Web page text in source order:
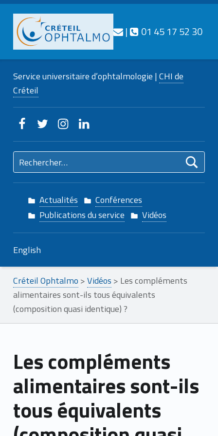
CRÉTEIL
OPHTALMO
Service universitaire d'ophtalmologie
Nous contacter
| 01 45 17 52 30
Service universitaire d’ophtalmologie |CHI de
Créteil
Creteilophtalmo sur Facebook
Creteilophtalmo sur TwitterCreteilophtalmo sur Instagram
Creteilophtalmo sur Linkedin
Rechercher :
Actualités
Conférences
Publications du service
Vidéos
English
Créteil Ophtalmo >Vidéos > Les compléments
alimentaires sont-ils tous équivalents
(composition quasi identique) ?
Les compléments
alimentaires sont-ils
tous équivalents